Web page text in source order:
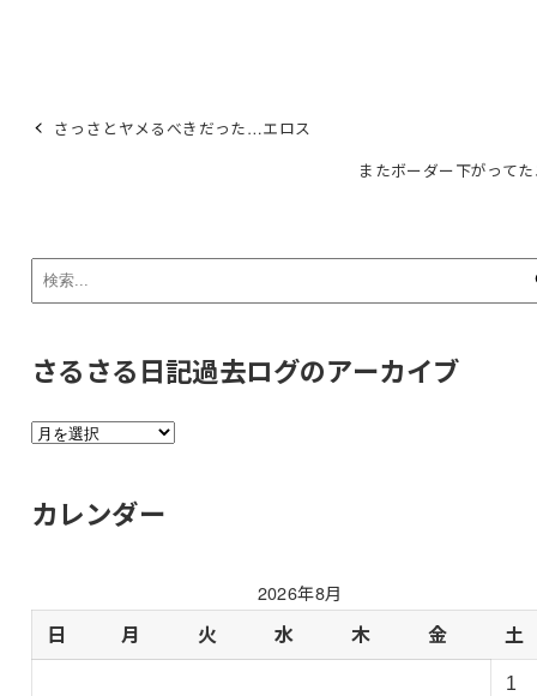
さっさとヤメるべきだった…エロス
またボーダー下がって
さるさる日記過去ログのアーカイブ
さ
る
過
去
ロ
カレンダー
2026年8月
日 月 火 水 木 金 土
1